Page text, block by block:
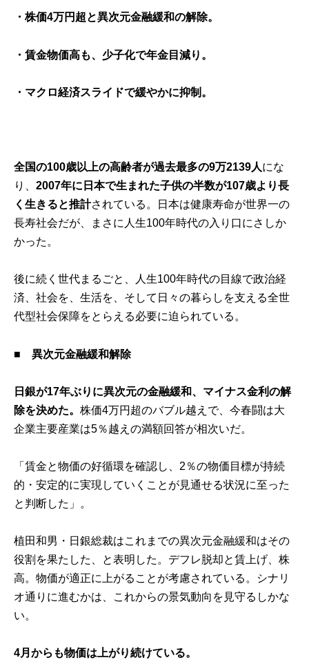
・株価4万円超と異次元金融緩和の解除。
・賃金物価高も、少子化で年金目減り。
・マクロ経済スライドで緩やかに抑制。
全国の100歳以上の高齢者が過去最多の9万2139人にな
り、2007年に日本で生まれた子供の半数が107歳より長
く生きると推計されている。日本は健康寿命が世界一の
長寿社会だが、まさに人生100年時代の入り口にさしか
かった。
後に続く世代まるごと、人生100年時代の目線で政治経
済、社会を、生活を、そして日々の暮らしを支える全世
代型社会保障をとらえる必要に迫られている。
■ 異次元金融緩和解除
日銀が17年ぶりに異次元の金融緩和、マイナス金利の解
除を決めた。株価4万円超のバブル越えで、今春闘は大
企業主要産業は5％越えの満額回答が相次いだ。
「賃金と物価の好循環を確認し、2％の物価目標が持続
的・安定的に実現していくことが見通せる状況に至った
と判断した」。
植田和男・日銀総裁はこれまでの異次元金融緩和はその
役割を果たした、と表明した。デフレ脱却と賃上げ、株
高。物価が適正に上がることが考慮されている。シナリ
オ通りに進むかは、これからの景気動向を見守るしかな
い。
4月からも物価は上がり続けている。